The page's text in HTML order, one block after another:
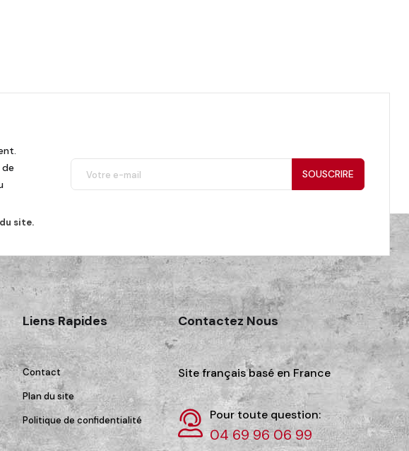
du site.
SOUSCRIRE
Liens Rapides
Contact
Plan du site
Politique de confidentialité
Contactez Nous
Site français basé en France
Pour toute question:
04 69 96 06 99